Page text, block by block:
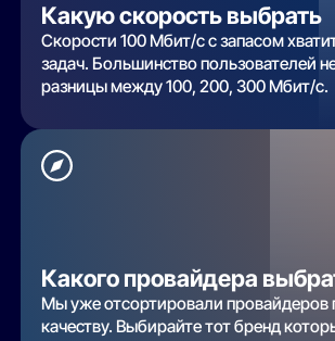
Какую скорость выбрать
Скорости 100 Мбит/с с запасом
задач. Большинство пользователей
разницы между 100, 200, 300 Мбит/с.
Какого провайдера
Мы уже отсортировали провайдеров
качеству. Выбирайте тот бренд